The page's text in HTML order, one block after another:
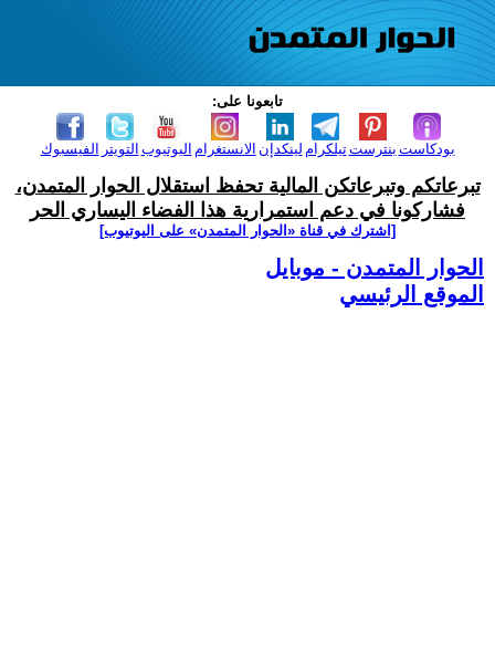
تابعونا على:
الفيسبوك التويتر اليوتيوب الانستغرام لينكدإن تيلكرامبنترست بودكاست
تبرعاتكم وتبرعاتكن المالية تحفظ استقلال الحوار المتمدن،
فشاركونا في دعم استمرارية هذا الفضاء اليساري الحر
[اشترك في قناة ‫«الحوار المتمدن» على اليوتيوب]
الحوار المتمدن - موبايل
الموقع الرئيسي